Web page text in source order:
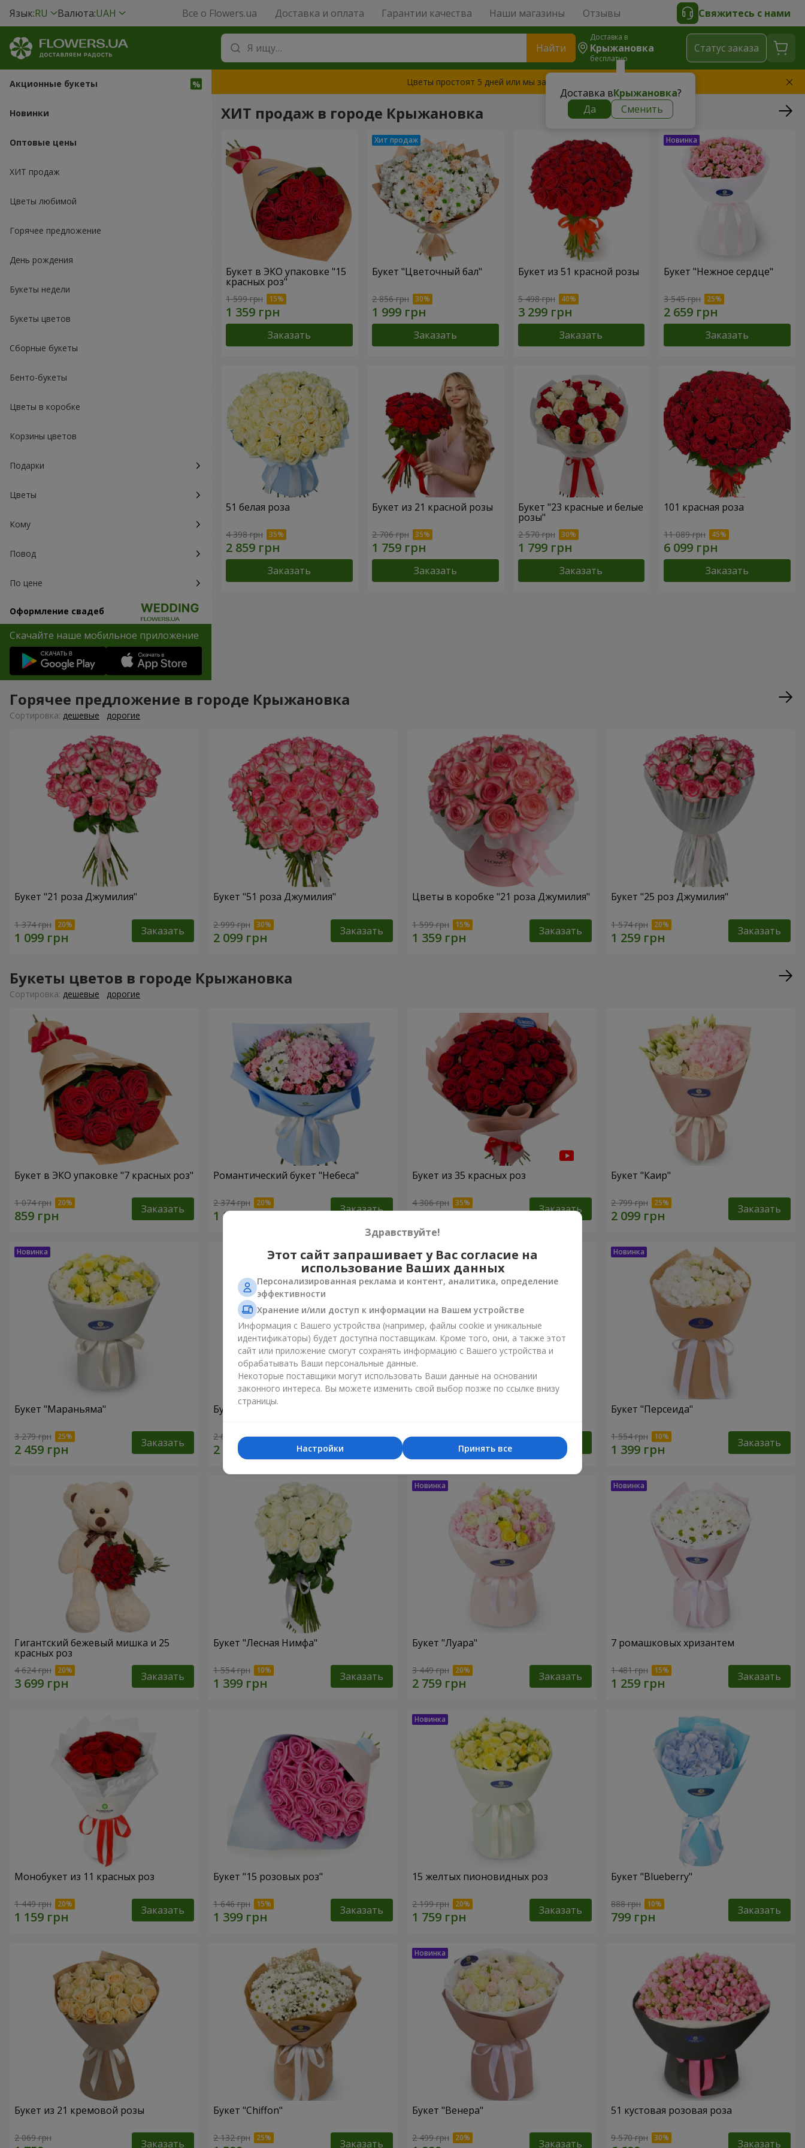
Язык:RU Валюта:UAH Все о Flowers.ua Доставка и оплата Гарантии качества Наши магазины Отзывы Свяжитесь с нами
Найти
Доставка в
Крыжановка
бесплатно
Доставка вКрыжановка?
Да
Сменить
Cтатус заказа
Акционные букеты
Новинки
Оптовые цены
ХИТ продаж
Цветы любимой
Горячее предложение
День рождения
Букеты недели
Букеты цветов
Сборные букеты
Бенто-букеты
Цветы в коробке
Корзины цветов
Подарки
Цветы
Кому
Повод
По цене
Оформление свадеб
Скачайте наше мобильное приложение
Цветы простоят 5 дней или мы заменим букет
ХИТ продаж в городе Крыжановка
Букет в ЭКО упаковке "15
красных роз"
1 599 грн
Заказать
Букет "Цветочный бал"
2 856 грн
Заказать
Букет из 51 красной розы
5 498 грн
Заказать
Букет "Нежное сердце"
3 545 грн
Заказать
51 белая роза
4 398 грн
Заказать
Букет из 21 красной розы
2 706 грн
Заказать
Букет "23 красные и белые
розы"
2 570 грн
Заказать
101 красная роза
11 089 грн
Заказать
Горячее предложение в городе Крыжановка
Cортировка: дешевые дорогие
Букет "21 роза Джумилия"
1 374 грн Заказать
Букет "51 роза Джумилия"
2 999 грн Заказать
Цветы в коробке "21 роза Джумилия"
1 599 грн Заказать
Букет "25 роз Джумилия"
1 574 грн Заказать
Букеты цветов в городе Крыжановка
Cортировка: дешевые дорогие
Букет в ЭКО упаковке "7 красных роз"
1 074 грн Заказать
Романтический букет "Небеса"
2 374 грн Заказать
Букет из 35 красных роз
4 306 грн Заказать
Букет "Каир"
2 799 грн Заказать
Букет "Мараньяма"
3 279 грн Заказать
Букет "Сказка моей жизни"
2 621 грн 2 212 грн Заказать
Букет "Персеида"
1 554 грн Заказать
Гигантский бежевый мишка и 25
красных роз
4 624 грн Заказать
Букет "Лесная Нимфа"
1 554 грн Заказать
Букет "Луара"
3 449 грн Заказать
7 ромашковых хризантем
1 481 грн Заказать
Монобукет из 11 красных роз
1 449 грн Заказать
Букет "15 розовых роз"
1 646 грн Заказать
15 желтых пионовидных роз
2 199 грн Заказать
Букет "Blueberry"
888 грн Заказать
Букет из 21 кремовой розы
2 069 грн Заказать
Букет "Chiffon"
2 132 грн Заказать
Букет "Венера"
2 499 грн Заказать
51 кустовая розовая роза
9 570 грн Заказать
Здравствуйте!
Этот сайт запрашивает у Вас согласие на
использование Ваших данных
Персонализированная реклама и контент, аналитика, определение
эффективности
Хранение и/или доступ к информации на Вашем устройстве
Информация с Вашего устройства (например, файлы cookie и уникальные
идентификаторы) будет доступна поставщикам. Кроме того, они, а также этот
сайт или приложение смогут сохранять информацию с Вашего устройства и
обрабатывать Ваши персональные данные.
Некоторые поставщики могут использовать Ваши данные на основании
законного интереса. Вы можете изменить свой выбор позже по ссылке внизу
страницы.
Принять все
Настройки